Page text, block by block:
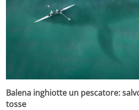
Balena inghiotte un pescatore:
tosse